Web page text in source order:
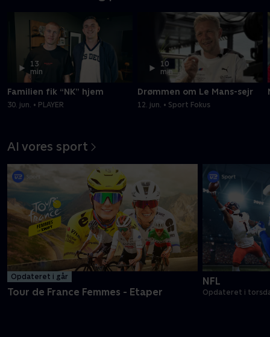
13
min
Familien fik “NK” hjem
30. jun. • PLAYER
10
min
Drømmen om Le Mans-sejr
12. jun. • Sport Fokus
Al vores sport
Opdateret i går
Tour de France Femmes - Etaper
NFL
Opdateret i